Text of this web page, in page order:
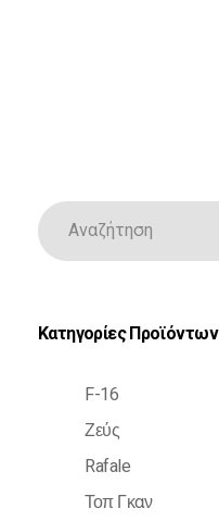
Κατηγορίες Προϊόντων
F-16
Ζεύς
Rafale
Τοπ Γκαν